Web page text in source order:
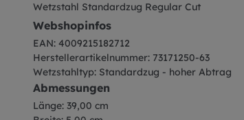
Wetzstahl Standardzug Regular Cut
Webshopinfos
EAN: 4009215182712
Herstellerartikelnummer: 73171250-63
Wetzstahltyp: Standardzug - hoher Abtrag
Abmessungen
Länge: 39,00 cm